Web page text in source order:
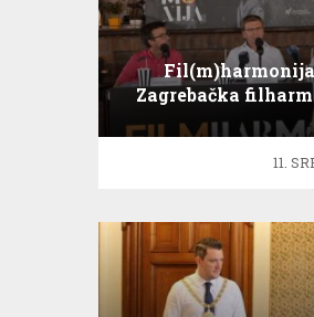
Zagrebačka
susreće Charlieja
11.